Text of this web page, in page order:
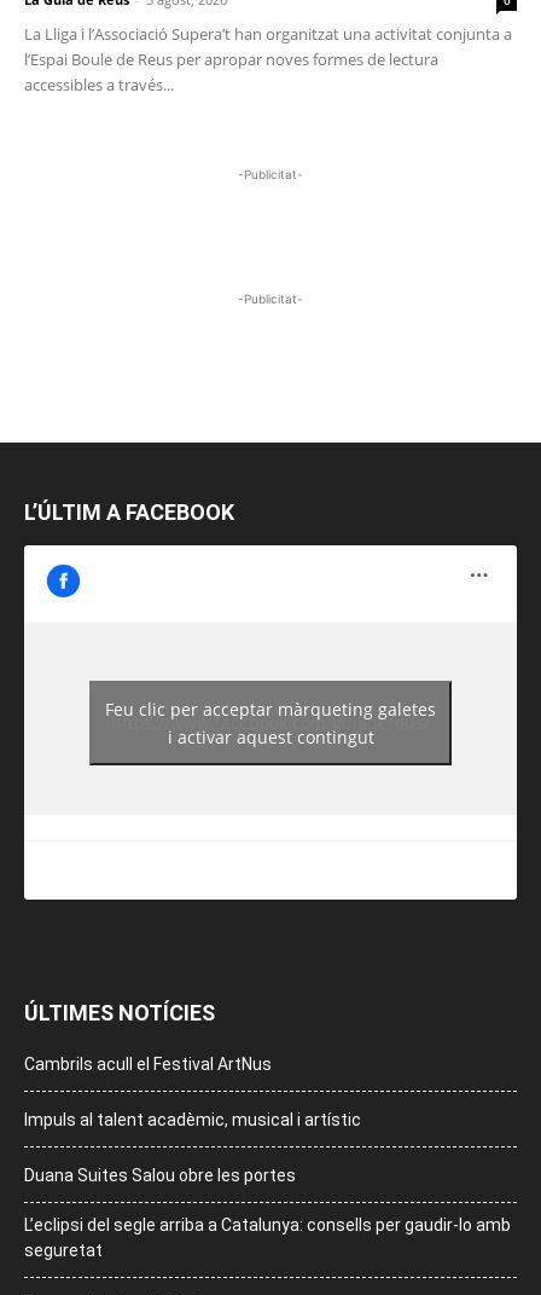
La Lliga i l’Associació Supera’t han organitzat una activitat conjunta a
l’Espai Boule de Reus per apropar noves formes de lectura
accessibles a través...
-Publicitat-
-Publicitat-
L’ÚLTIM A FACEBOOK
https://www.facebook.com/guiadereus/
Feu clic per acceptar màrqueting galetes
i activar aquest contingut
ÚLTIMES NOTÍCIES
Cambrils acull el Festival ArtNus
Impuls al talent acadèmic, musical i artístic
Duana Suites Salou obre les portes
L’eclipsi del segle arriba a Catalunya: consells per gaudir-lo amb
seguretat